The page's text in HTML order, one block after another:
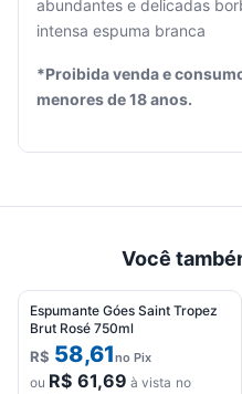
para
abundantes e delicadas
intensa espuma branca
*Proibida venda e
menores de 18 anos.
Você
Espumante Góes Saint Tropez
Brut Rosé 750ml
R$ 58,61no Pix
ou R$ 61,69 à vista no